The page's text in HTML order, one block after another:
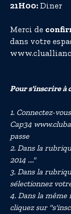
21H00: Diner
Merci de
dans votre
Pour s'inscrire à
1. Connectez-
Cap34
passe
2. Dans la
2014 ...."
3. Dans la
sélectionnez
4. Dans la même
cliquez sur